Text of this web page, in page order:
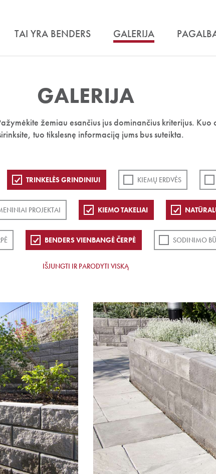
TAI YRA BENDERS GALERIJA
GALERIJA
žemiau esančius jus dominančius kriterijus.
tuo tikslesnę informaciją jums bus suteikta.
TRINKELĖS GRINDINIUI KIEMŲ ERDVĖS
PROJEKTAI KIEMO TAKELIAI
BENDERS VIENBANGĖ ČERPĖ SODINIMO
IŠJUNGTI IR PARODYTI VISKĄ